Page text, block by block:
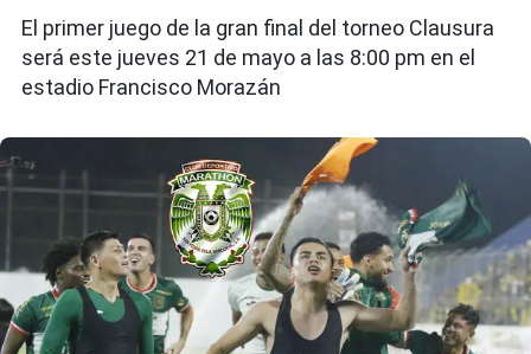
El primer juego de la gran final del torneo Clausura
será este jueves 21 de mayo a las 8:00 pm en el
estadio Francisco Morazán